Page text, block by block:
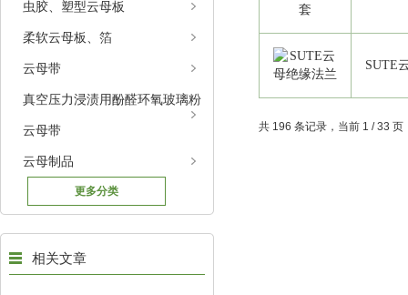
虫胶、塑型云母板
柔软云母板、箔
云母带
真空压力浸渍用酚醛环氧玻璃粉
云母带
云母制品
更多分类
相关文章
SUTE
共 196 条记录，当前 1 / 33